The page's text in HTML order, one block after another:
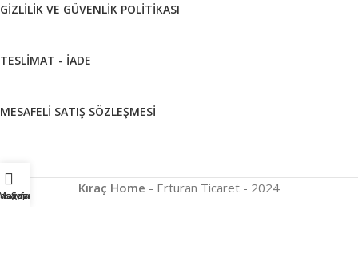
GIZLILIK VE GÜVENLIK POLITIKASI
TESLIMAT - İADE
MESAFELI SATIŞ SÖZLEŞMESI
Kıraç Home - Erturan Ticaret - 2024
Sepet